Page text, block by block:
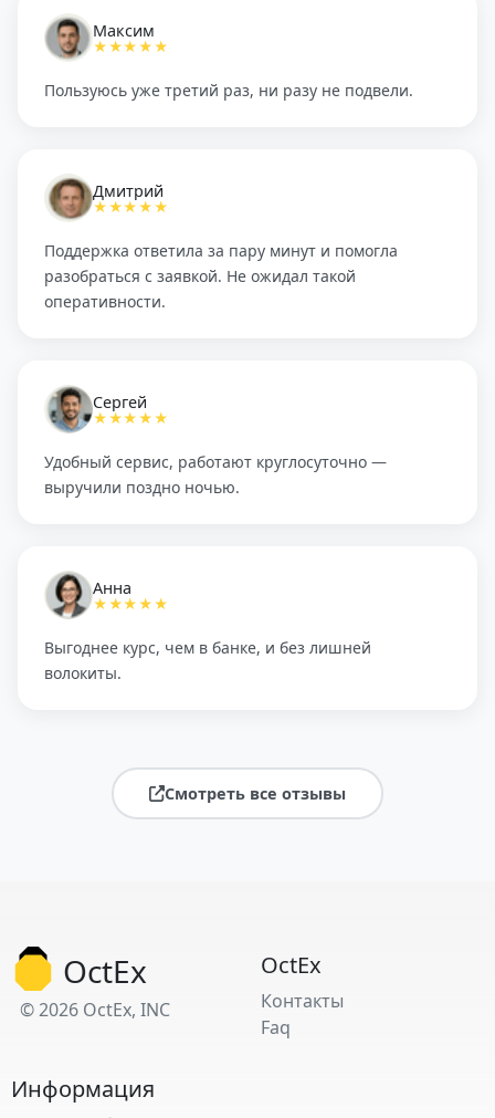
Максим
★★★★★
Пользуюсь уже третий раз, ни разу не подвели.
Дмитрий
★★★★★
Поддержка ответила за пару минут и помогла
разобраться с заявкой. Не ожидал такой
оперативности.
Сергей
★★★★★
Удобный сервис, работают круглосуточно —
выручили поздно ночью.
Анна
★★★★★
Выгоднее курс, чем в банке, и без лишней
волокиты.
Смотреть все отзывы
OctEx
© 2026 OctEx, INC
OctEx
Контакты
Faq
Информация